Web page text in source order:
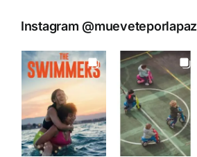
Instagram @mueveteporlapaz